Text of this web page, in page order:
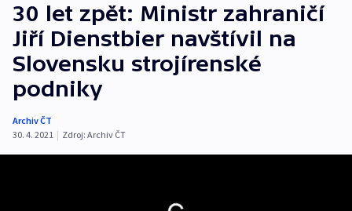
30 let zpět: Ministr zahraničí
Jiří Dienstbier navštívil na
Slovensku strojírenské
podniky
Archiv ČT
30. 4. 2021 | Zdroj: Archiv ČT